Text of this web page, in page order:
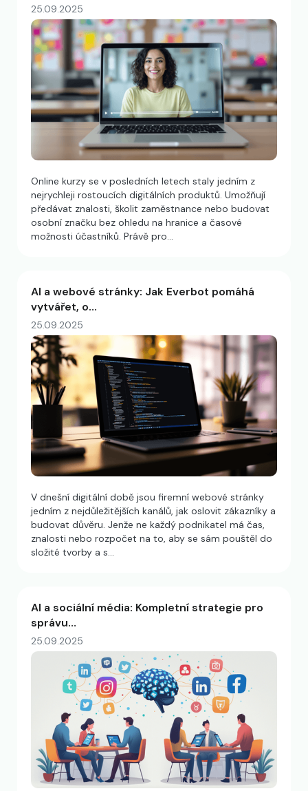
25.09.2025
Online kurzy se v posledních letech staly jedním z
nejrychleji rostoucích digitálních produktů. Umožňují
předávat znalosti, školit zaměstnance nebo budovat
osobní značku bez ohledu na hranice a časové
možnosti účastníků. Právě pro…
AI a webové stránky: Jak Everbot pomáhá
vytvářet, o…
25.09.2025
V dnešní digitální době jsou firemní webové stránky
jedním z nejdůležitějších kanálů, jak oslovit zákazníky a
budovat důvěru. Jenže ne každý podnikatel má čas,
znalosti nebo rozpočet na to, aby se sám pouštěl do
složité tvorby a s…
AI a sociální média: Kompletní strategie pro
správu…
25.09.2025